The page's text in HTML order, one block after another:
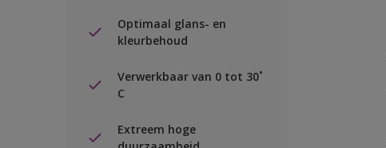
Optimaal glans- en
kleurbehoud
Verwerkbaar van 0 tot 30˚
C
Extreem hoge